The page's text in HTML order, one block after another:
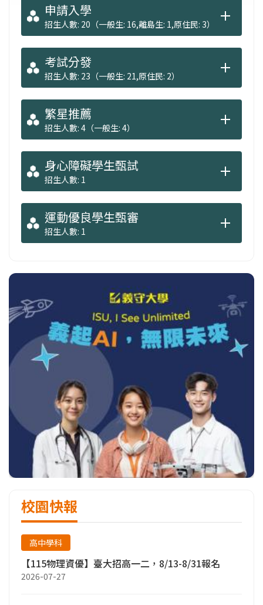
申請入學
招生人數: 20（一般生: 16,離島生: 1,原住民: 3）
考試分發
招生人數: 23（一般生: 21,原住民: 2）
繁星推薦
招生人數: 4（一般生: 4）
身心障礙學生甄試
招生人數: 1
運動優良學生甄審
招生人數: 1
校園快報
高中學科
【115物理資優】臺大招高一二，8/13-8/31報名
2026-07-27